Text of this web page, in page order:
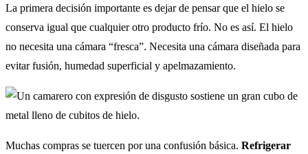
La primera decisión importante es dejar de pensar que el hielo se
conserva igual que cualquier otro producto frío. No es así. El hielo
no necesita una cámara “fresca”. Necesita una cámara diseñada para
evitar fusión, humedad superficial y apelmazamiento.
Muchas compras se tuercen por una confusión básica. Refrigerar